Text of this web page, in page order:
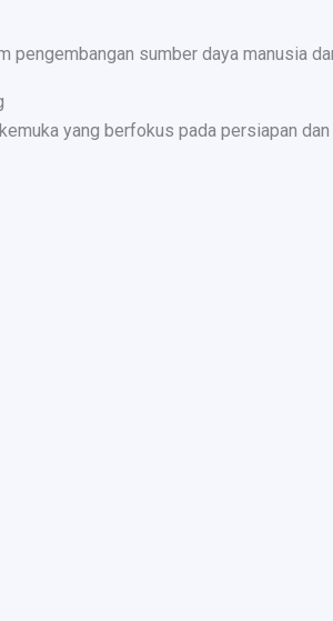
pengembangan sumber daya manusia
yang berfokus pada persiapan